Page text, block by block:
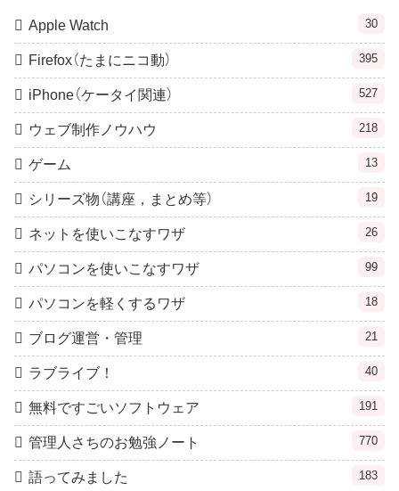
Apple Watch 30
Firefox（たまにニコ動） 395
iPhone（ケータイ関連） 527
ウェブ制作ノウハウ 218
ゲーム 13
シリーズ物（講座，まとめ等） 19
ネットを使いこなすワザ 26
パソコンを使いこなすワザ 99
パソコンを軽くするワザ 18
ブログ運営・管理 21
ラブライブ！ 40
無料ですごいソフトウェア 191
管理人さちのお勉強ノート 770
語ってみました 183